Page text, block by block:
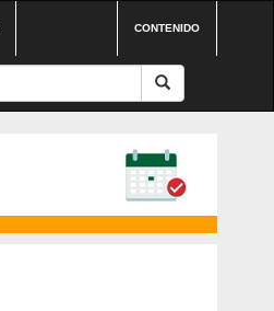
CONTENIDO